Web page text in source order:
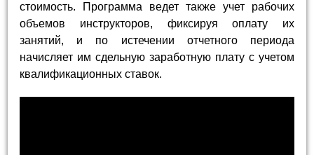
стоимость. Программа ведет также учет рабочих
объемов инструкторов, фиксируя оплату их
занятий, и по истечении отчетного периода
начисляет им сдельную заработную плату с учетом
квалификационных ставок.